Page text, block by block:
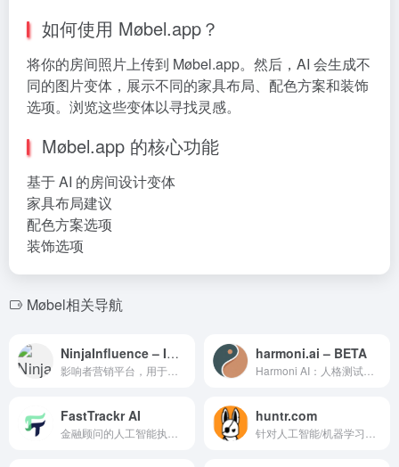
如何使用 Møbel.app？
将你的房间照片上传到 Møbel.app。然后，AI 会生成不
同的图片变体，展示不同的家具布局、配色方案和装饰
选项。浏览这些变体以寻找灵感。
Møbel.app 的核心功能
基于 AI 的房间设计变体
家具布局建议
配色方案选项
装饰选项
Møbel相关导航
NinjaInfluence – Influencer Marketing harmoni.ai – BETA
FastTrackr AI huntr.com